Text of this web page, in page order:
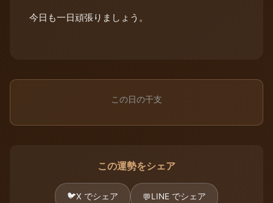
今日も一日頑張りましょう。
この日の干支
この運勢をシェア
🐦X でシェア 💬LINE でシェア